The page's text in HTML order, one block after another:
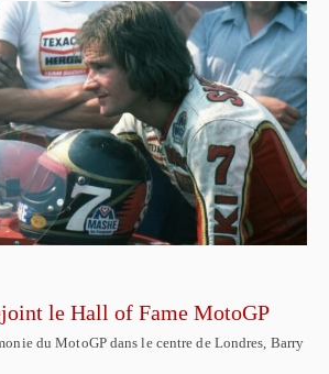
le Hall of Fame MotoGP
du MotoGP dans le centre de Londres, Barry